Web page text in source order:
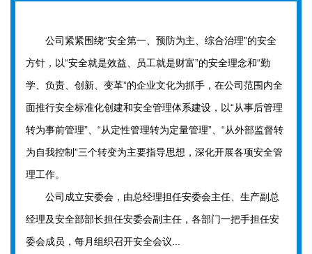
公司紧紧围绕“安全第一、预防为主、综合治理”的安全
方针，以“安全就是效益、员工就是财富”的安全理念和“勤
学、负责、创新、变革”的企业文化为抓手，在公司范围内全
面推行安全标准化创建和安全管理体系建设，以“从事后管理
转为事前管理”、“从定性管理转为定量管理”、“从外部监督转
为自我控制”三个转变为主要指导思想，深化开展各项安全管
理工作。
公司成立安委会，由总经理担任安委会主任、生产副总
经理及安全部部长担任安委会副主任，各部门一把手担任安
委会成员，每月组织召开安全会议...